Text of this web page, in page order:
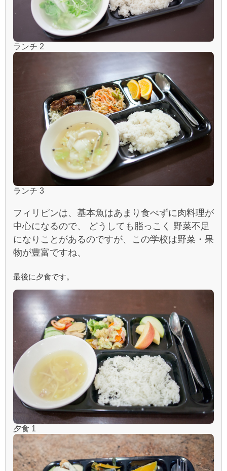
ランチ 2
ランチ 3
フィリピンは、基本魚はあまり食べずに肉料理が
中心になるので、 どうしても脂っこく 野菜不足
になりことがあるのですが、この学校は野菜・果
物が豊富ですね、
最後に夕食です。
夕食 1